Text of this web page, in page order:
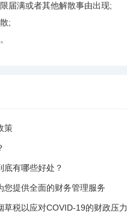
届满或者其他解散事由出现;
;
策
底有哪些好处？
您提供全面的财务管理服务
草税以应对COVID-19的财政压力